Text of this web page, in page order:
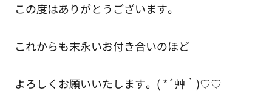
この度はありがとうございます。
これからも末永いお付き合いのほど
よろしくお願いいたします。( *´艸｀)♡♡